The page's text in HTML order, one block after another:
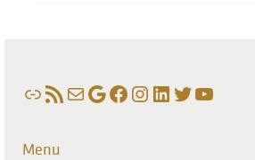
LienFlux RSSE-mailGoogle
Facebook
Instagram
LinkedIn
Twitter
YouTube
Menu